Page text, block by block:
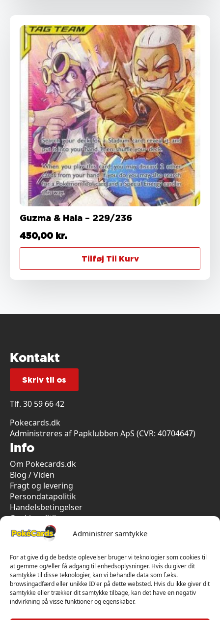
Administrer samtykke
For at give dig de bedste oplevelser bruger vi teknologier som cookies til
at gemme og/eller få adgang til enhedsoplysninger. Hvis du giver dit
samtykke til disse teknologier, kan vi behandle data som f.eks.
browsingadfærd eller unikke ID'er på dette websted. Hvis du ikke giver dit
samtykke eller trækker dit samtykke tilbage, kan det have en negativ
indvirkning på visse funktioner og egenskaber.
Guzma & Hala – 229/236
450,00 kr.
Tilføj Til Kurv
Kontakt
Skriv til os
Tlf. 30 59 66 42
Pokecards.dk
Administreres af Papklubben ApS (CVR: 40704647)
Info
Om Pokecards.dk
Blog / Viden
Fragt og levering
Persondatapolitik
Handelsbetingelser
Cookiepolitik
Vi har kun 5-stjernet anmeldelser på Trustpilot